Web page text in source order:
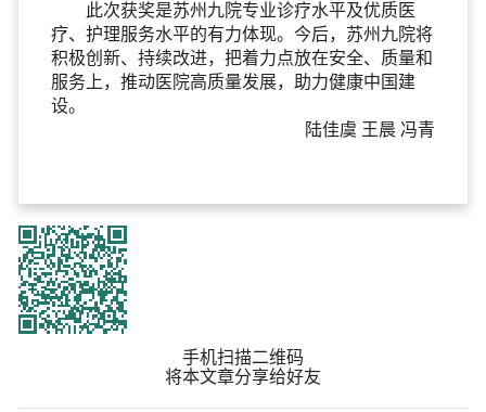
此次获奖是苏州九院专业诊疗水平及优质医
疗、护理服务水平的有力体现。今后，苏州九院将
积极创新、持续改进，把着力点放在安全、质量和
服务上，推动医院高质量发展，助力健康中国建
设。
陆佳虞 王晨 冯青
手机扫描二维码
将本文章分享给好友